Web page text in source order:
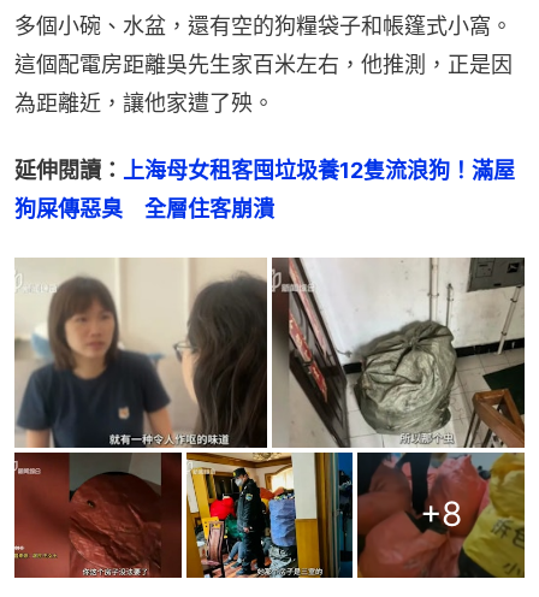
多個小碗、水盆，還有空的狗糧袋子和帳篷式小窩。
這個配電房距離吳先生家百米左右，他推測，正是因
為距離近，讓他家遭了殃。
延伸閱讀：
上海母女租客囤垃圾養12隻流浪狗！滿屋
狗屎傳惡臭　全層住客崩潰
+8